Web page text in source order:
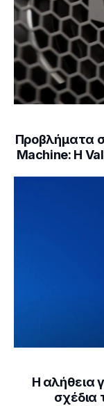
Προβλήματα
Machine: Η
Η αλήθεια
σχέδια